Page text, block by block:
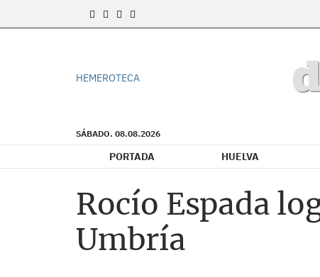
HEMEROTECA
SÁBADO. 08.08.2026
PORTADA HUELVA
Rocío Espada
Umbría